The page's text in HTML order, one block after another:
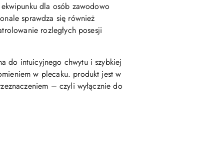
dla osób zawodowo
sprawdza się również
rozległych posesji
do intuicyjnego chwytu i szybkiej
w plecaku. produkt jest w
– czyli wyłącznie do